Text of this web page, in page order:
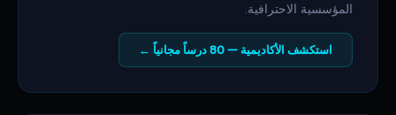
المؤسسية الاحترافية.
استكشف الأكاديمية — 80 درساً مجانياً ←